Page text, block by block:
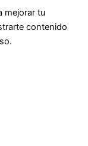
mejorar tu
contenido